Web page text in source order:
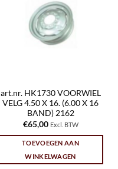
art.nr. HK1730 VOORWIEL
VELG 4.50 X 16. (6.00 X 16
BAND) 2162
€65,00 Excl. BTW
TOEVOEGEN AAN
WINKELWAGEN